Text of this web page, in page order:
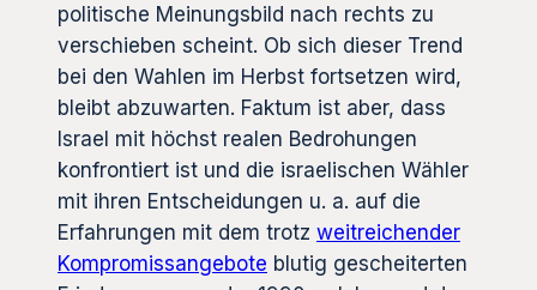
politische Meinungsbild nach rechts zu
verschieben scheint. Ob sich dieser Trend
bei den Wahlen im Herbst fortsetzen wird,
bleibt abzuwarten. Faktum ist aber, dass
Israel mit höchst realen Bedrohungen
konfrontiert ist und die israelischen Wähler
mit ihren Entscheidungen u. a. auf die
Erfahrungen mit dem trotz weitreichender
Kompromissangebote blutig gescheiterten